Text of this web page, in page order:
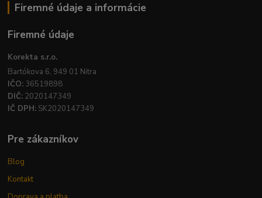
Firemné údaje a informácie
Firemné údaje
Korekta s.r.o.
Bartókova 6, 949 01 Nitra
IČO: 36519898
DIČ: 2020147349
IČ DPH: SK2020147349
Pre zákazníkov
Blog
Kontakt